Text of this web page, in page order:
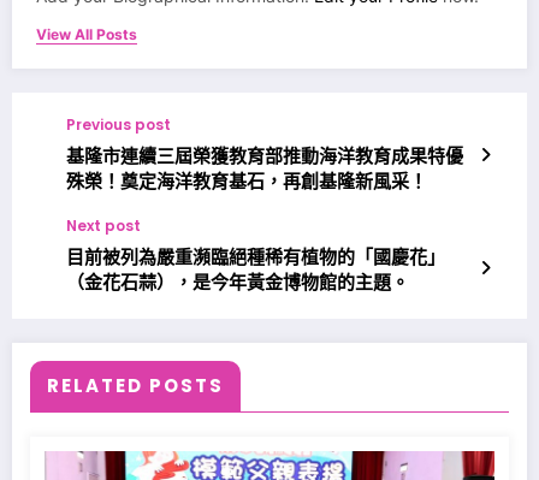
View All Posts
Previous post
基隆市連續三屆榮獲教育部推動海洋教育成果特優
殊榮！奠定海洋教育基石，再創基隆新風采！
Next post
目前被列為嚴重瀕臨絕種稀有植物的「國慶花」
（金花石蒜），是今年黃金博物館的主題。
RELATED POSTS